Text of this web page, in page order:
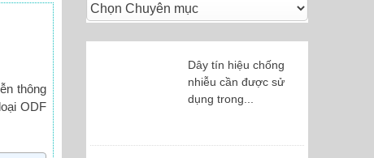
thông
ODF
Dây tín hiệu chống
nhiễu cần được sử
dụng trong...